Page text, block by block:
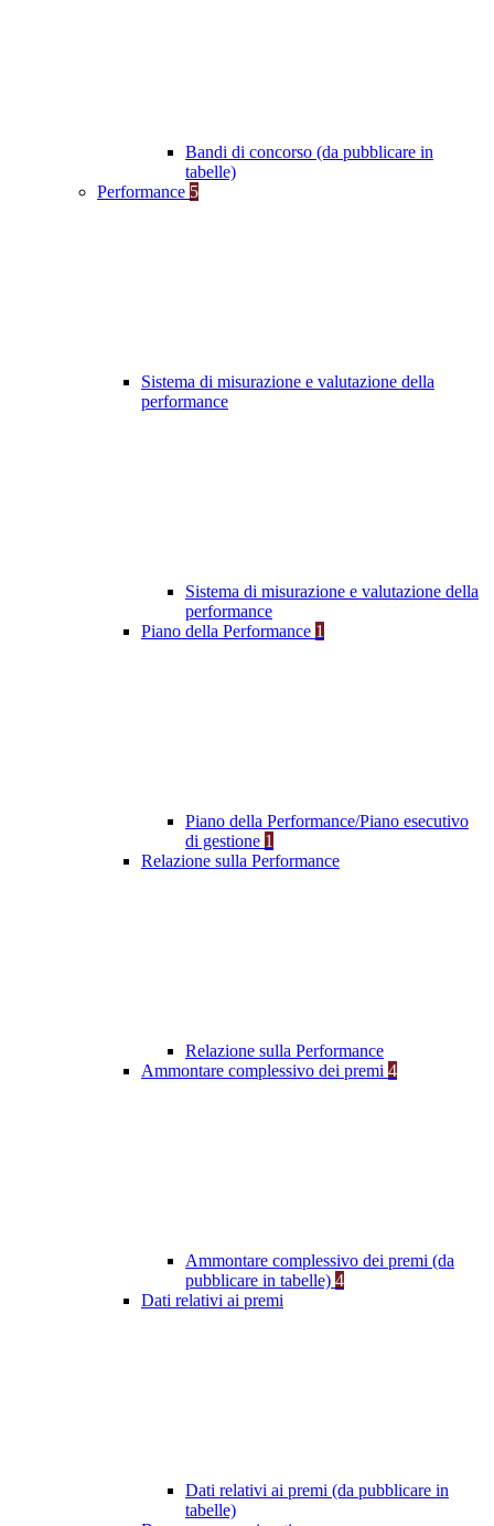
Bandi di concorso (da pubblicare in
tabelle)
Performance 5
Sistema di misurazione e valutazione della
performance
Sistema di misurazione e valutazione della
performance
Piano della Performance 1
Piano della Performance/Piano esecutivo
di gestione 1
Relazione sulla Performance
Relazione sulla Performance
Ammontare complessivo dei premi 4
Ammontare complessivo dei premi (da
pubblicare in tabelle) 4
Dati relativi ai premi
Dati relativi ai premi (da pubblicare in
tabelle)